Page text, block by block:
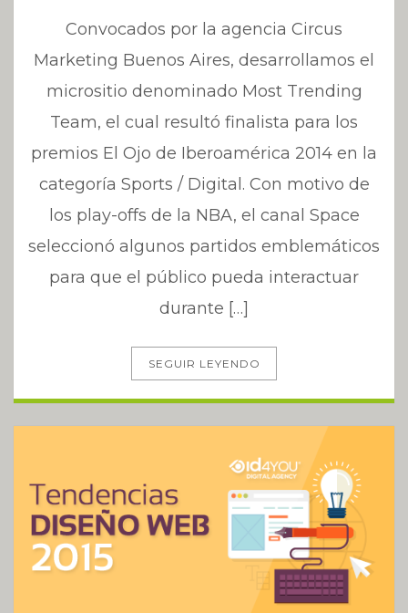
Convocados por la agencia Circus
Marketing Buenos Aires, desarrollamos el
micrositio denominado Most Trending
Team, el cual resultó finalista para los
premios El Ojo de Iberoamérica 2014 en la
categoría Sports / Digital. Con motivo de
los play-offs de la NBA, el canal Space
seleccionó algunos partidos emblemáticos
para que el público pueda interactuar
durante […]
SEGUIR LEYENDO